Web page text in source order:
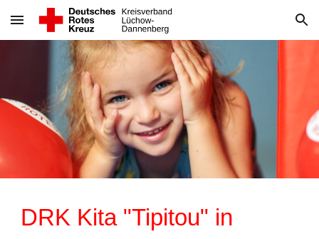
Skip to main content Skip to navigation
DRK Kita "Tipitou" in